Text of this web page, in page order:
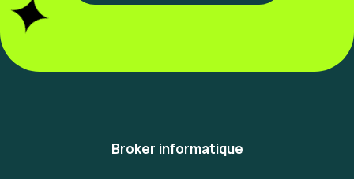
Broker informatique